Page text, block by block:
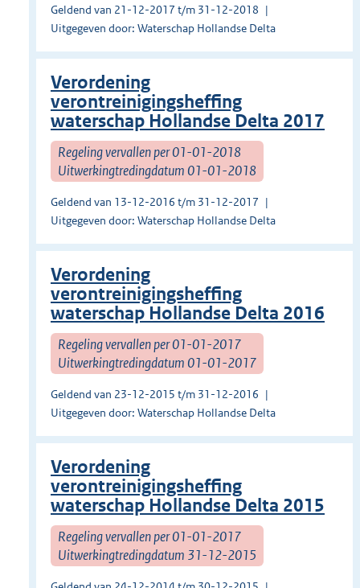
Geldend van 21-12-2017 t/m 31-12-2018
Uitgegeven door: Waterschap Hollandse Delta
Verordening
verontreinigingsheffing
waterschap Hollandse Delta 2017
Regeling vervallen per 01-01-2018
Uitwerkingtredingdatum 01-01-2018
Geldend van 13-12-2016 t/m 31-12-2017
Uitgegeven door: Waterschap Hollandse Delta
Verordening
verontreinigingsheffing
waterschap Hollandse Delta 2016
Regeling vervallen per 01-01-2017
Uitwerkingtredingdatum 01-01-2017
Geldend van 23-12-2015 t/m 31-12-2016
Uitgegeven door: Waterschap Hollandse Delta
Verordening
verontreinigingsheffing
waterschap Hollandse Delta 2015
Regeling vervallen per 01-01-2017
Uitwerkingtredingdatum 31-12-2015